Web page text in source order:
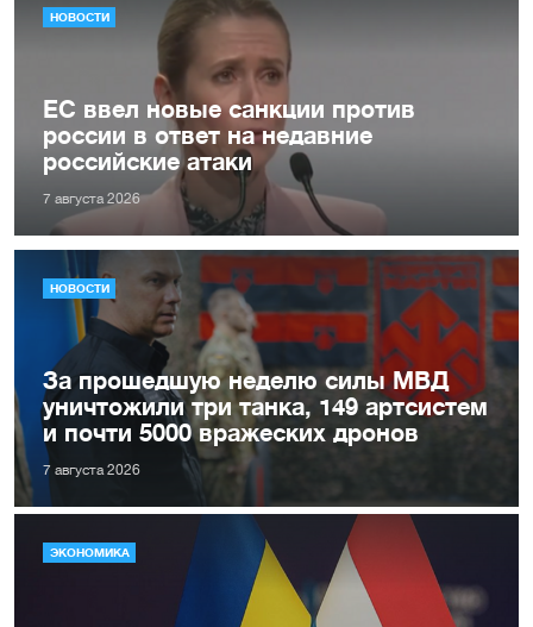
НОВОСТИ
ЕС ввел новые санкции против
россии в ответ на недавние
российские атаки
7 августа 2026
НОВОСТИ
За прошедшую неделю силы МВД
уничтожили три танка, 149 артсистем
и почти 5000 вражеских дронов
7 августа 2026
ЭКОНОМИКА